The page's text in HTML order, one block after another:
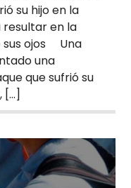
su hijo en la
resultar en la
sus ojos Una
una
que sufrió su
[…]